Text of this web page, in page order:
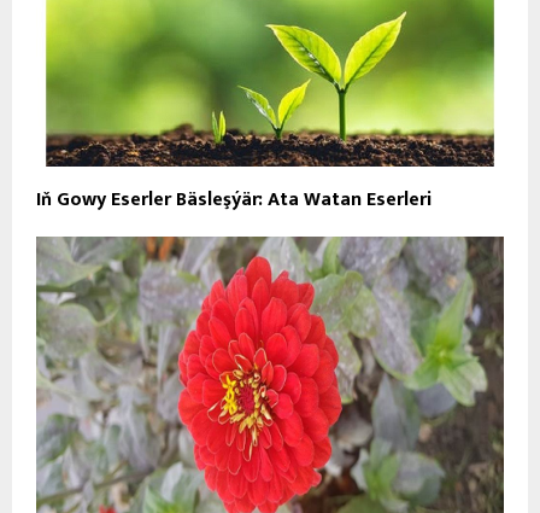
Iň Gowy Eserler Bäsleşýär: Ata Watan Eserleri